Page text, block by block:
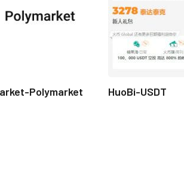
Polymarket HuoBi-USDT